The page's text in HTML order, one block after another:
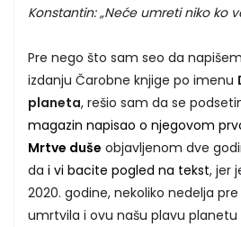
Konstantin: „Neće umreti niko ko
Pre nego što sam seo da
izdanju Čarobne knjige po imenu
planeta, rešio sam da se
magazin napisao o njegovom
Mrtve duše objavljenom dve
da i vi bacite pogled na tekst, jer
2020. godine, nekoliko nedelja
umrtvila i ovu našu plavu planetu